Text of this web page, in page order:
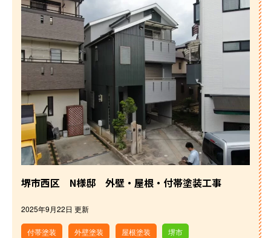
堺市西区 N様邸 外壁・屋根・付帯塗装工事
2025年9月22日 更新
付帯塗装 外壁塗装 屋根塗装 堺市